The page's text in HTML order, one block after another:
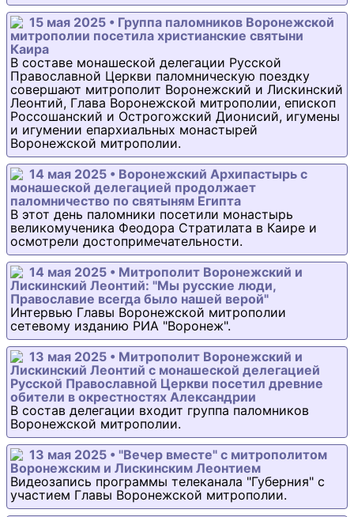
15 мая 2025 • Группа паломников Воронежской
митрополии посетила христианские святыни
Каира
В составе монашеской делегации Русской
Православной Церкви паломническую поездку
совершают митрополит Воронежский и Лискинский
Леонтий, Глава Воронежской митрополии, епископ
Россошанский и Острогожский Дионисий, игумены
и игумении епархиальных монастырей
Воронежской митрополии.
14 мая 2025 • Воронежский Архипастырь с
монашеской делегацией продолжает
паломничество по святыням Египта
В этот день паломники посетили монастырь
великомученика Феодора Стратилата в Каире и
осмотрели достопримечательности.
14 мая 2025 • Митрополит Воронежский и
Лискинский Леонтий: "Мы русские люди,
Православие всегда было нашей верой"
Интервью Главы Воронежской митрополии
сетевому изданию РИА "Воронеж".
13 мая 2025 • Митрополит Воронежский и
Лискинский Леонтий с монашеской делегацией
Русской Православной Церкви посетил древние
обители в окрестностях Александрии
В состав делегации входит группа паломников
Воронежской митрополии.
13 мая 2025 • "Вечер вместе" с митрополитом
Воронежским и Лискинским Леонтием
Видеозапись программы телеканала "Губерния" с
участием Главы Воронежской митрополии.